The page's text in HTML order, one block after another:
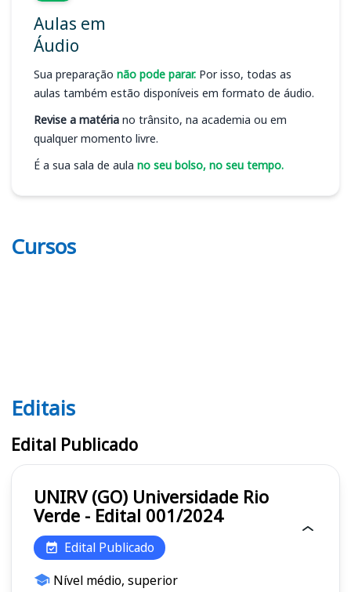
Aulas em
Áudio
Sua preparação não pode parar. Por isso, todas as
aulas também estão disponíveis em formato de áudio.
Revise a matéria no trânsito, na academia ou em
qualquer momento livre.
É a sua sala de aula no seu bolso, no seu tempo.
Cursos
Editais UNIRV (GO)
Editais
Edital Publicado
UNIRV (GO) Universidade Rio
Verde - Edital 001/2024
Edital Publicado
Nível médio, superior